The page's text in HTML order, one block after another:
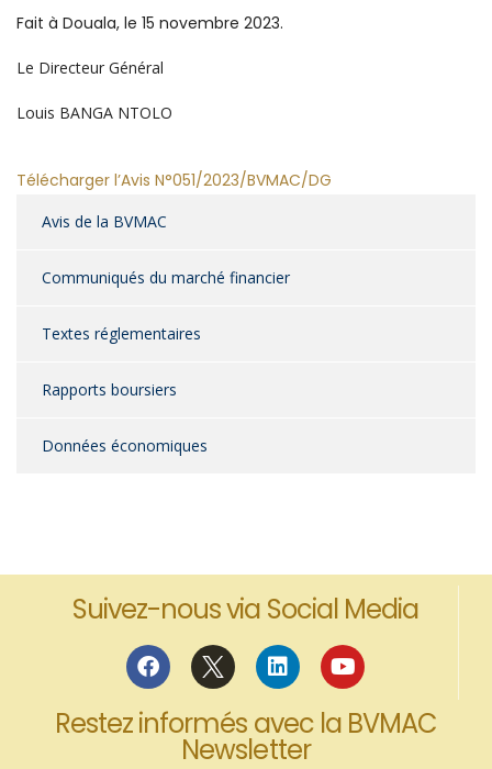
Fait à Douala, le 15 novembre 2023.
Le Directeur Général
Louis BANGA NTOLO
Télécharger l’Avis N°051/2023/BVMAC/DG
Avis de la BVMAC
Communiqués du marché financier
Textes réglementaires
Rapports boursiers
Données économiques
Suivez-nous via Social Media
Restez informés avec la BVMAC
Newsletter